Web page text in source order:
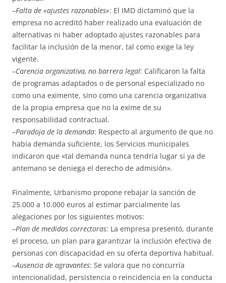
–Falta de «ajustes razonables»: El IMD dictaminó que la
empresa no acreditó haber realizado una evaluación de
alternativas ni haber adoptado ajustes razonables para
facilitar la inclusión de la menor, tal como exige la ley
vigente.
–Carencia organizativa, no barrera legal: Calificaron la falta
de programas adaptados o de personal especializado no
como una eximente, sino como una carencia organizativa
de la propia empresa que no la exime de su
responsabilidad contractual.
–Paradoja de la demanda: Respecto al argumento de que no
había demanda suficiente, los Servicios municipales
indicaron que «tal demanda nunca tendría lugar si ya de
antemano se deniega el derecho de admisión».
Finalmente, Urbanismo propone rebajar la sanción de
25.000 a 10.000 euros al estimar parcialmente las
alegaciones por los siguientes motivos:
–Plan de medidas correctoras: La empresa presentó, durante
el proceso, un plan para garantizar la inclusión efectiva de
personas con discapacidad en su oferta deportiva habitual.
–Ausencia de agravantes: Se valora que no concurría
intencionalidad, persistencia o reincidencia en la conducta